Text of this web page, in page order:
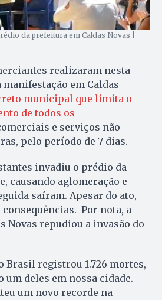
da prefeitura em Caldas Novas |
realizaram nesta
em Caldas
municipal que limita o
de todos os
e serviços não
pelo período de 7 dias.
invadiu o prédio da
causando aglomeração e
saíram. Apesar do ato,
Por nota, a
Novas repudiou a invasão do
Brasil registrou 1.726 mortes,
um deles em nossa cidade.
um novo recorde na